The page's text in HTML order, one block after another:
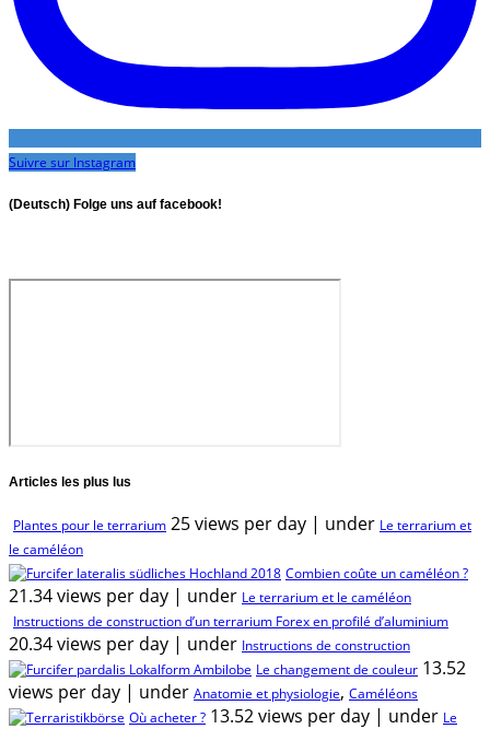
Suivre sur Instagram
(Deutsch) Folge uns auf facebook!
Articles les plus lus
Plantes pour le terrarium 25 views per day | under Le terrarium et
le caméléon
Combien coûte un caméléon ?
21.34 views per day | under Le terrarium et le caméléon
Instructions de construction d’un terrarium Forex en profilé d’aluminium
20.34 views per day | under Instructions de construction
Le changement de couleur 13.52
views per day | under Anatomie et physiologie, Caméléons
Où acheter ? 13.52 views per day | under Le